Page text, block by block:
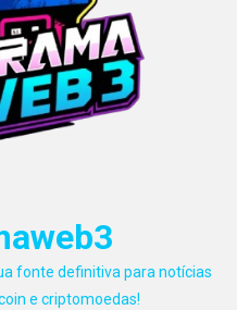
fonte definitiva para notícias
e criptomoedas!